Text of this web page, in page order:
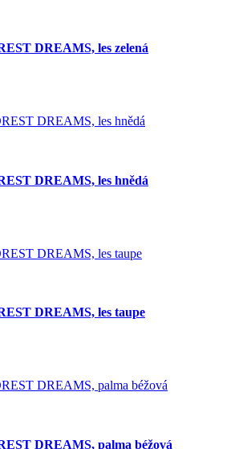
DREAMS, les zelená
DREAMS, les hnědá
DREAMS, les taupe
DREAMS, palma béžová